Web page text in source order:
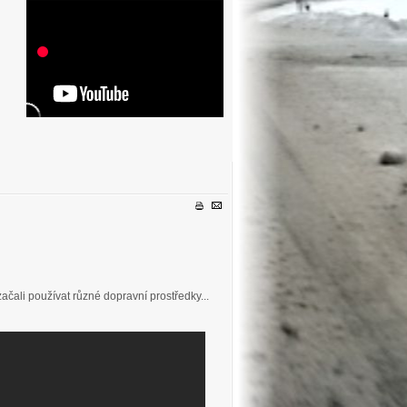
používat různé dopravní prostředky...